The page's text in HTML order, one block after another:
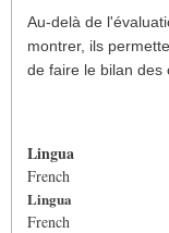
Au-delà de
montrer, ils
de faire le bilan des
Lingua
French
Lingua
French